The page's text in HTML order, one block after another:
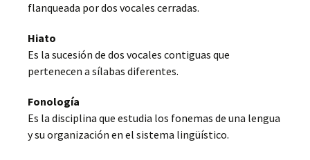
flanqueada por dos vocales cerradas.
Hiato
Es la sucesión de dos vocales contiguas que
pertenecen a sílabas diferentes.
Fonología
Es la disciplina que estudia los fonemas de una lengua
y su organización en el sistema lingüístico.